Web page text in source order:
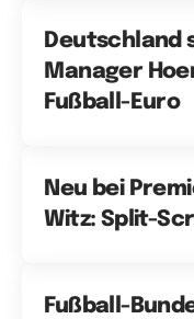
Deutschland
Manager
Fußball-Euro
Neu bei
Witz: Split-
Fußball-